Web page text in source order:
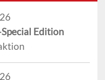
Special Edition